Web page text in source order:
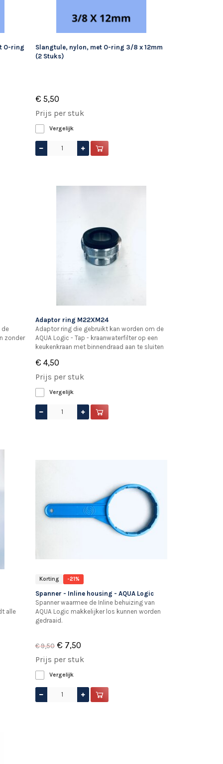
O-ring
Slangtule, nylon, met O-ring 3/8 x 12mm
(2 Stuks)
€ 5,50
Prijs per stuk
Vergelijk
de
zonder
Adaptor ring M22XM24
Adaptor ring die gebruikt kan worden om de
AQUA Logic - Tap - kraanwaterfilter op een
keukenkraan met binnendraad aan te sluiten
€ 4,50
Prijs per stuk
Vergelijk
alle
Korting -21%
Spanner - Inline housing - AQUA Logic
Spanner waarmee de Inline behuizing van
AQUA Logic makkelijker los kunnen worden
gedraaid.
€ 9,50 € 7,50
Prijs per stuk
Vergelijk